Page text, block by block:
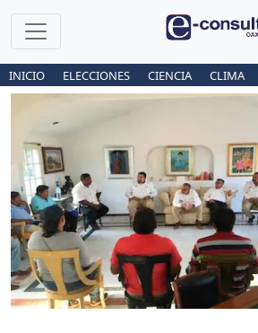
INICIO ELECCIONES CIENCIA CLIMA